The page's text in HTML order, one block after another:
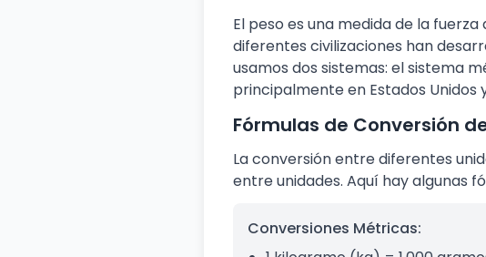
El peso es una medida de la
diferentes civilizaciones han
usamos dos sistemas: el sistema
principalmente en Estados Unidos
Fórmulas de Conversión
La conversión entre diferentes
entre unidades. Aquí hay algunas
Conversiones Métricas: